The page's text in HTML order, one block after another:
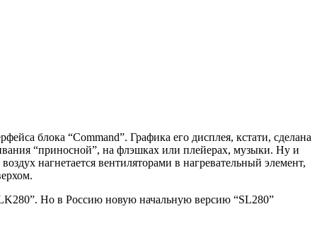
блока “Command”. Графика его дисплея, кстати, сделана
“приносной”, на флэшках или плейерах, музыки. Ну и
нагнетается вентиляторами в нагревательный элемент,
Но в Россию новую начальную версию “SL280”